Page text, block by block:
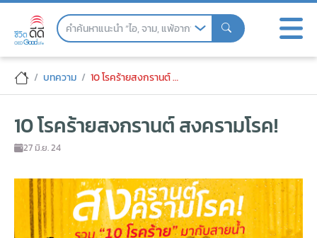
Skip
10 โรคร้ายสงกรานต์ สงครามโรค!
บทความ 10 โรคร้ายสงกรานต์ สงครามโรค!
10 โรคร้ายสงกรานต์ สงครามโรค!
27 มิ.ย. 24